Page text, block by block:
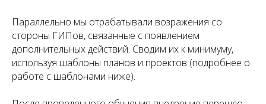
Параллельно мы отрабатывали возражения со
стороны ГИПов, связанные с появлением
дополнительных действий. Сводим их к минимуму,
используя шаблоны планов и проектов (подробнее о
работе с шаблонами ниже).